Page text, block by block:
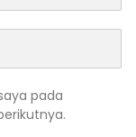
pada